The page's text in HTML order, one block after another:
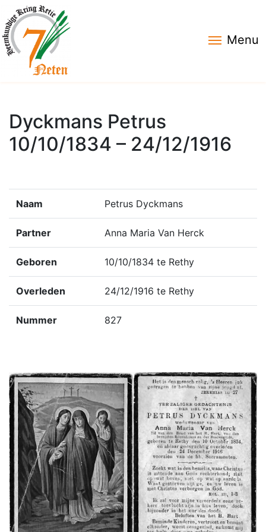
Menu
Dyckmans Petrus
10/10/1834 – 24/12/1916
Naam Petrus Dyckmans
Partner Anna Maria Van Herck
Geboren 10/10/1834 te Rethy
Overleden 24/12/1916 te Rethy
Nummer 827